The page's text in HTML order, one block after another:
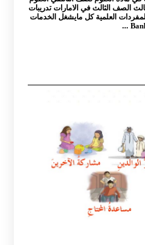
الصف الثالث في الامارات تدريبات
العلمية كل مايشغل الخدمات